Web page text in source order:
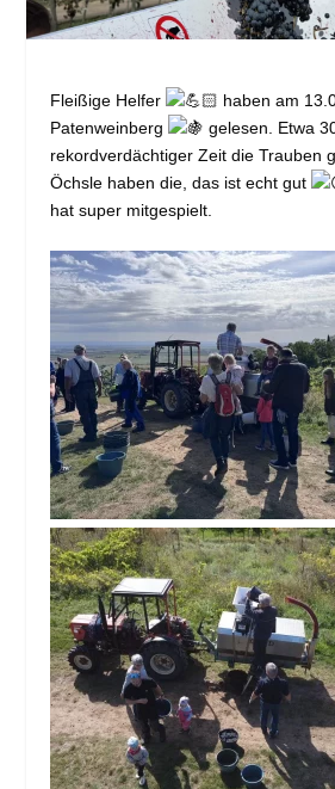
Fleißige Helfer
haben am
Patenweinberg
gelesen. Etwa
rekordverdächtiger Zeit die Trauben
Öchsle haben die, das ist echt gut
hat super mitgespielt.